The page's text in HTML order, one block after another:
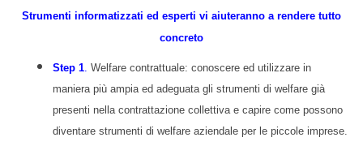
Strumenti informatizzati ed esperti vi aiuteranno a rendere tutto
concreto
Step 1. Welfare contrattuale: conoscere ed utilizzare in
maniera più ampia ed adeguata gli strumenti di welfare già
presenti nella contrattazione collettiva e capire come possono
diventare strumenti di welfare aziendale per le piccole imprese.